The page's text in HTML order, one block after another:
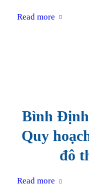
Read more
Bình
Quy
đô
Read more